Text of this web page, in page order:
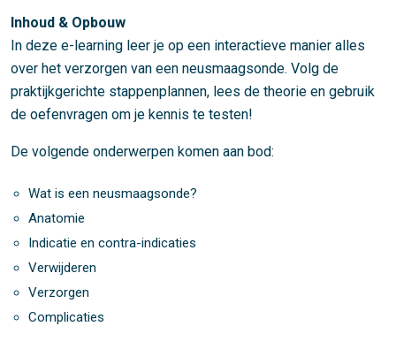
Inhoud & Opbouw
In deze e-learning leer je op een interactieve manier alles
over het verzorgen van een neusmaagsonde. Volg de
praktijkgerichte stappenplannen, lees de theorie en gebruik
de oefenvragen om je kennis te testen!
De volgende onderwerpen komen aan bod:
Wat is een neusmaagsonde?
Anatomie
Indicatie en contra-indicaties
Verwijderen
Verzorgen
Complicaties